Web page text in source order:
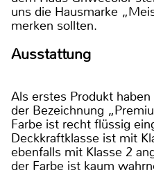
uns die Hausmarke
merken sollten.
Ausstattung
Als erstes Produkt
der Bezeichnung
Farbe ist recht flüssig
Deckkraftklasse ist mit
ebenfalls mit Klasse 2
der Farbe ist kaum